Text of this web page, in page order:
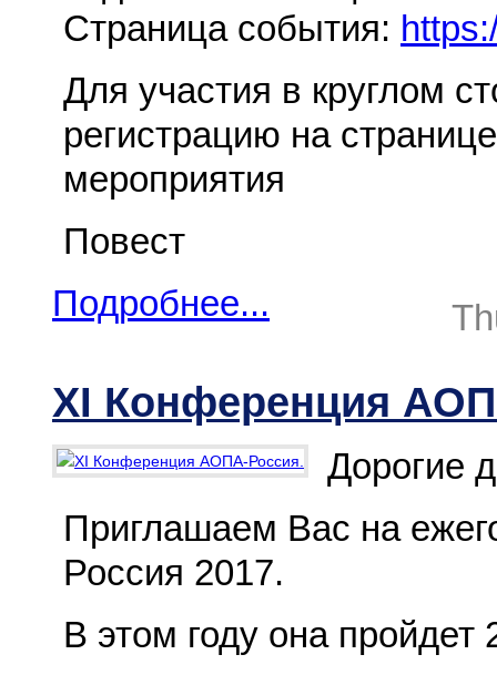
Страница события:
Для участия в круглом
регистрацию на странице
мероприятия
Повест
Подробнее...
XI Конференция
Дорогие
Приглашаем Вас на
Россия 2017.
В этом году она